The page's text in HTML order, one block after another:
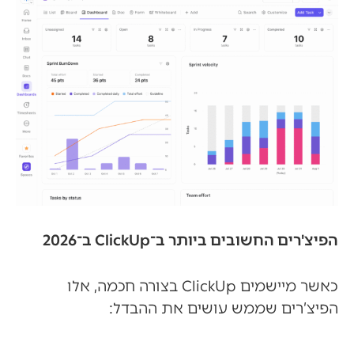
הפיצ'רים החשובים ביותר ב־ClickUp ב־2026
כאשר מיישמים ClickUp בצורה חכמה, אלו
הפיצ’רים שממש עושים את ההבדל: